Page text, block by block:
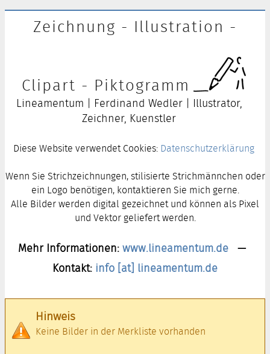
Zeichnung - Illustration -
Clipart - Piktogramm
Lineamentum | Ferdinand Wedler | Illustrator,
Zeichner, Kuenstler
Diese Website verwendet Cookies: Datenschutzerklärung
Wenn Sie Strichzeichnungen, stilisierte Strichmännchen oder
ein Logo benötigen, kontaktieren Sie mich gerne.
Alle Bilder werden digital gezeichnet und können als Pixel
und Vektor geliefert werden.
Mehr Informationen:www.lineamentum.de —
Kontakt: info [at] lineamentum.de
Hinweis
Keine Bilder in der Merkliste vorhanden